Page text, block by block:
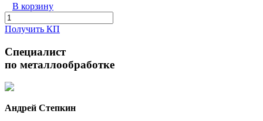
В корзину
Получить КП
Специалист
по металлообработке
Андрей Степкин